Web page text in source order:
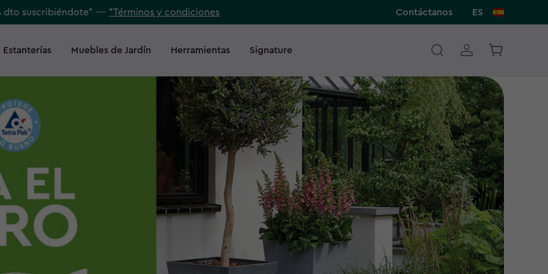
dto suscribiéndote* ---- *Términos y condiciones Contáctanos ES
Estanterías Muebles de Jardín Herramientas Signature